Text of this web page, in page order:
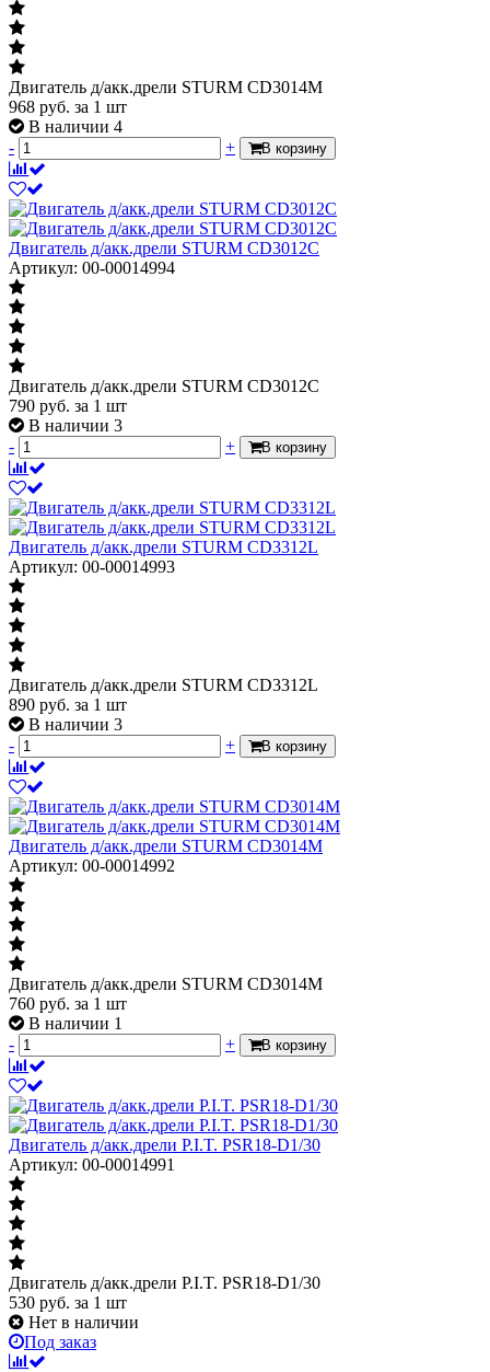
Двигатель д/акк.дрели STURM СD3014M
968 руб. за 1 шт
В наличии 4
-
+ В корзину
Двигатель д/акк.дрели STURM СD3012C
Артикул: 00-00014994
Двигатель д/акк.дрели STURM СD3012C
790 руб. за 1 шт
В наличии 3
-
+ В корзину
Двигатель д/акк.дрели STURM CD3312L
Артикул: 00-00014993
Двигатель д/акк.дрели STURM CD3312L
890 руб. за 1 шт
В наличии 3
-
+ В корзину
Двигатель д/акк.дрели STURM CD3014M
Артикул: 00-00014992
Двигатель д/акк.дрели STURM CD3014M
760 руб. за 1 шт
В наличии 1
-
+ В корзину
Двигатель д/акк.дрели P.I.T. PSR18-D1/30
Артикул: 00-00014991
Двигатель д/акк.дрели P.I.T. PSR18-D1/30
530 руб. за 1 шт
Нет в наличии
Под заказ